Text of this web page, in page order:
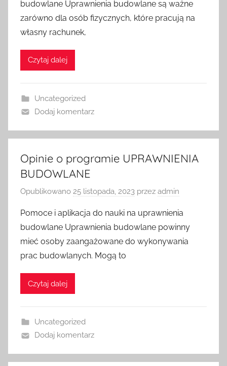
budowlane Uprawnienia budowlane są ważne
zarówno dla osób fizycznych, które pracują na
własny rachunek,
Czytaj dalej
Uncategorized
Dodaj komentarz
Opinie o programie UPRAWNIENIA
BUDOWLANE
Opublikowano 25 listopada, 2023 przez admin
Pomoce i aplikacja do nauki na uprawnienia
budowlane Uprawnienia budowlane powinny
mieć osoby zaangażowane do wykonywania
prac budowlanych. Mogą to
Czytaj dalej
Uncategorized
Dodaj komentarz